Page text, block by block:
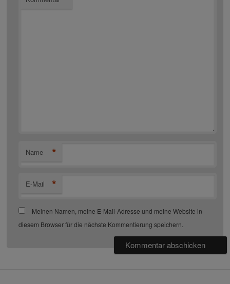
Name *
E-Mail *
Meinen Namen, meine E-Mail-Adresse und meine Website in
diesem Browser für die nächste Kommentierung speichern.